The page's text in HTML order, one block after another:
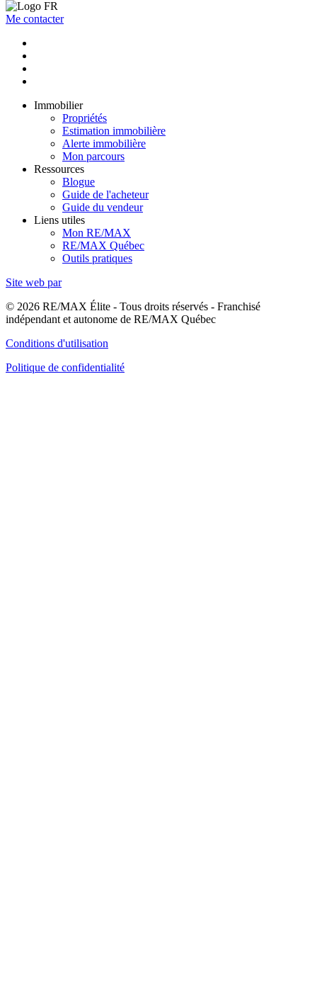
Me contacter
Immobilier
Propriétés
Estimation immobilière
Alerte immobilière
Mon parcours
Ressources
Blogue
Guide de l'acheteur
Guide du vendeur
Liens utiles
Mon RE/MAX
RE/MAX Québec
Outils pratiques
Site web par
© 2026 RE/MAX Élite - Tous droits réservés - Franchisé
indépendant et autonome de RE/MAX Québec
Conditions d'utilisation
Politique de confidentialité